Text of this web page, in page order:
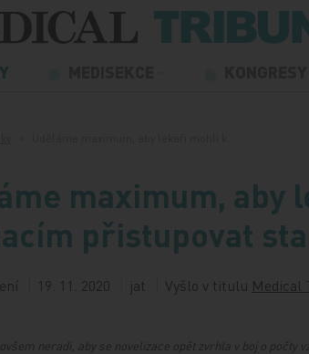
maximum, aby
přistupovat
19. 11. 2020 jat Vyšlo v titulu Medical
neradi, aby se novelizace opět zvrhla v boj o